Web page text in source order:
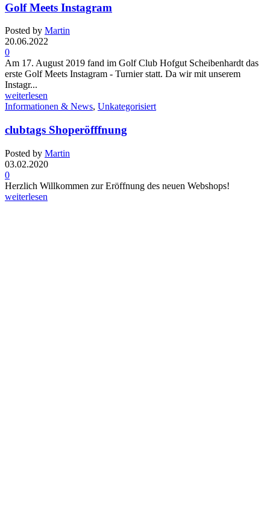
Golf Meets Instagram
Posted by Martin
20.06.2022
0
Am 17. August 2019 fand im Golf Club Hofgut Scheibenhardt das
erste Golf Meets Instagram - Turnier statt. Da wir mit unserem
Instagr...
weiterlesen
Informationen & News, Unkategorisiert
clubtags Shoperöfffnung
Posted by Martin
03.02.2020
0
Herzlich Willkommen zur Eröffnung des neuen Webshops!
weiterlesen